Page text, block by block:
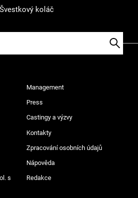
Švestkový koláč
Management
Press
Castingy a výzvy
Kontakty
Zpracování osobních údajů
Nápověda
s
Redakce